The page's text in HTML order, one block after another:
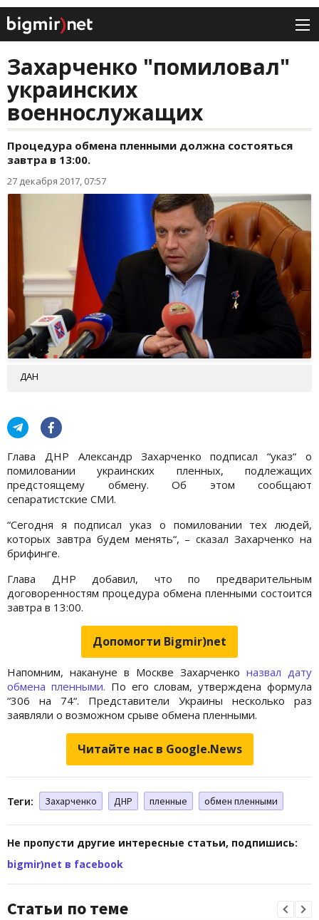
Захарченко "помиловал"
украинских
военнослужащих
Процедура обмена пленными должна состояться
завтра в 13:00.
27 декабря 2017, 07:57
ДАН
Глава ДНР Александр Захарченко подписал “указ“ о
помиловании украинских пленных, подлежащих
предстоящему обмену. Об этом сообщают
сепаратистские СМИ.
“Сегодня я подписал указ о помиловании тех людей,
которых завтра будем менять“, – сказал Захарченко на
брифинге.
Глава ДНР добавил, что по предварительным
договоренностям процедура обмена пленными состоится
завтра в 13:00.
Допомогти Bigmir)net
Напомним, накануне в Москве Захарченко назвал дату
обмена пленными. По его словам, утверждена формула
“306 на 74“. Представители Украины несколько раз
заявляли о возможном срыве обмена пленными.
Читайте нас в Google.News
Теги: Захарченко ДНР пленные обмен пленными
Не пропусти другие интересные статьи, подпишись:
bigmir)net в facebook
Статьи по теме